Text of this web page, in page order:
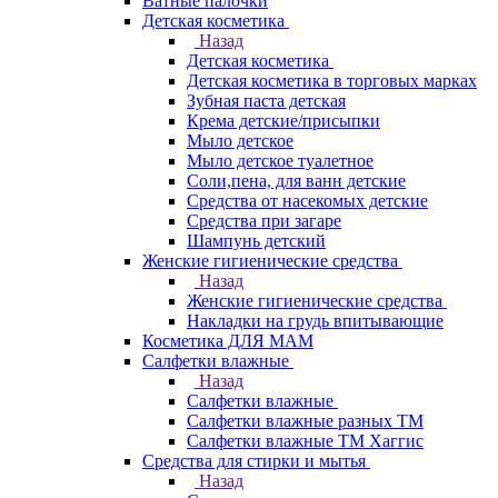
Детская косметика
Назад
Детская косметика
Детская косметика в торговых марках
Зубная паста детская
Крема детские/присыпки
Мыло детское
Мыло детское туалетное
Соли,пена, для ванн детские
Средства от насекомых детские
Средства при загаре
Шампунь детский
Женские гигиенические средства
Назад
Женские гигиенические средства
Накладки на грудь впитывающие
Косметика ДЛЯ МАМ
Салфетки влажные
Назад
Салфетки влажные
Салфетки влажные разных ТМ
Салфетки влажные ТМ Хаггис
Средства для стирки и мытья
Назад